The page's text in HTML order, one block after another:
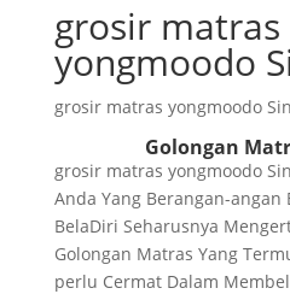
grosir matras
yongmoodo
grosir matras yongmoodo
Golongan
grosir matras yongmoodo
Anda Yang Berangan-angan
BelaDiri Seharusnya
Golongan Matras Yang
perlu Cermat Dalam